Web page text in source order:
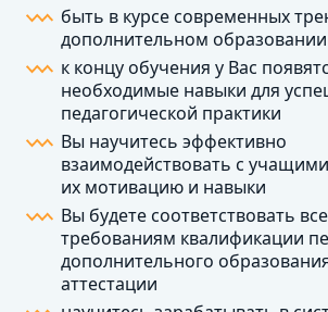
быть в курсе современных
дополнительном образовании
к концу обучения у Вас
необходимые навыки для
педагогической практики
Вы научитесь эффективно
взаимодействовать с
их мотивацию и навыки
Вы будете соответствовать
требованиям квалификации
дополнительного
аттестации